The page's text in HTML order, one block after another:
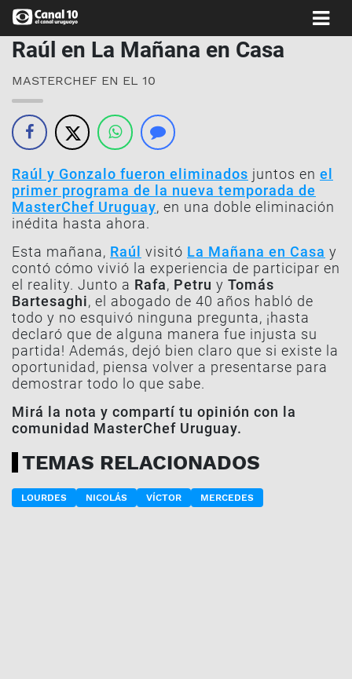
Raúl en La Mañana en Casa
MASTERCHEF EN EL 10
Raúl y Gonzalo fueron eliminados juntos en el
primer programa de la nueva temporada de
MasterChef Uruguay, en una doble eliminación
inédita hasta ahora.
Esta mañana, Raúl visitó La Mañana en Casa y
contó cómo vivió la experiencia de participar en
el reality. Junto a Rafa, Petru y Tomás
Bartesaghi, el abogado de 40 años habló de
todo y no esquivó ninguna pregunta, ¡hasta
declaró que de alguna manera fue injusta su
partida! Además, dejó bien claro que si existe la
oportunidad, piensa volver a presentarse para
demostrar todo lo que sabe.
Mirá la nota y compartí tu opinión con la
comunidad MasterChef Uruguay.
TEMAS RELACIONADOS
LOURDES NICOLÁS VÍCTOR MERCEDES